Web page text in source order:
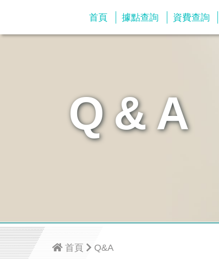
首頁 據點查詢 資費查詢
Q&A
首頁 Q&A